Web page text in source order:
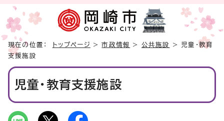
現在の位置： トップページ >市政情報 > 公共施設
> 児童・教育
支援施設
児童・教育支援施設